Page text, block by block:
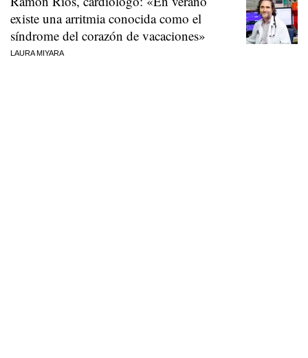
existe una arritmia conocida como el
síndrome del corazón de vacaciones»
LAURA MIYARA